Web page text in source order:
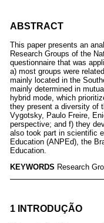
ABSTRACT
This paper presents an
Research Groups of the
questionnaire that was
a) most groups were
mainly located in the
mainly determined in
hybrid mode, which
they present a diversity of
Vygotsky, Paulo Freire,
perspective; and f) they
also took part in scientific
Education (ANPEd), the
Education.
KEYWORDS Research
1 INTRODUÇÃO